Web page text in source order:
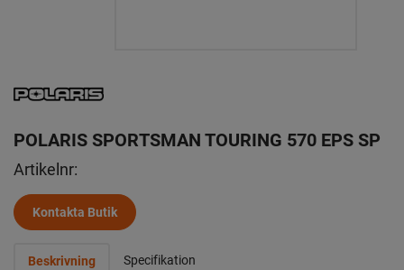
POLARIS SPORTSMAN TOURING 570 EPS SP
Artikelnr:
Kontakta Butik
Beskrivning Specifikation